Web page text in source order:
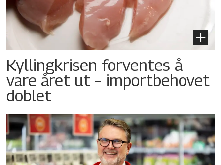
Kyllingkrisen forventes å
vare året ut – importbehovet
doblet